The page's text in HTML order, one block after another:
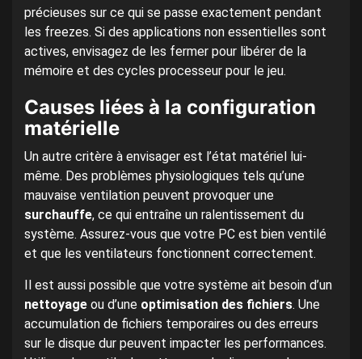
précieuses sur ce qui se passe exactement pendant
les freezes. Si des applications non essentielles sont
actives, envisagez de les fermer pour libérer de la
mémoire et des cycles processeur pour le jeu.
Causes liées à la configuration
matérielle
Un autre critère à envisager est l’état matériel lui-
même. Des problèmes physiologiques tels qu’une
mauvaise ventilation peuvent provoquer une
surchauffe, ce qui entraîne un ralentissement du
système. Assurez-vous que votre PC est bien ventilé
et que les ventilateurs fonctionnent correctement.
Il est aussi possible que votre système ait besoin d’un
nettoyage ou d’une optimisation des fichiers. Une
accumulation de fichiers temporaires ou des erreurs
sur le disque dur peuvent impacter les performances.